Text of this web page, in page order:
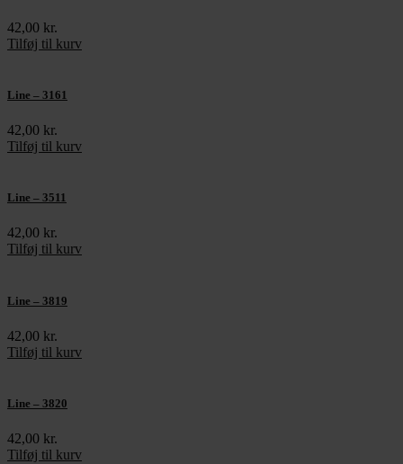
42,00 kr.
Tilføj til kurv
Line – 3161
42,00 kr.
Tilføj til kurv
Line – 3511
42,00 kr.
Tilføj til kurv
Line – 3819
42,00 kr.
Tilføj til kurv
Line – 3820
42,00 kr.
Tilføj til kurv